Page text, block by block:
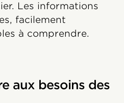
Les informations
facilement
à comprendre.
aux besoins des